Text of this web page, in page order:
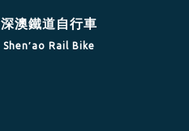
深澳鐵道自行車
Shen′ao Rail Bike